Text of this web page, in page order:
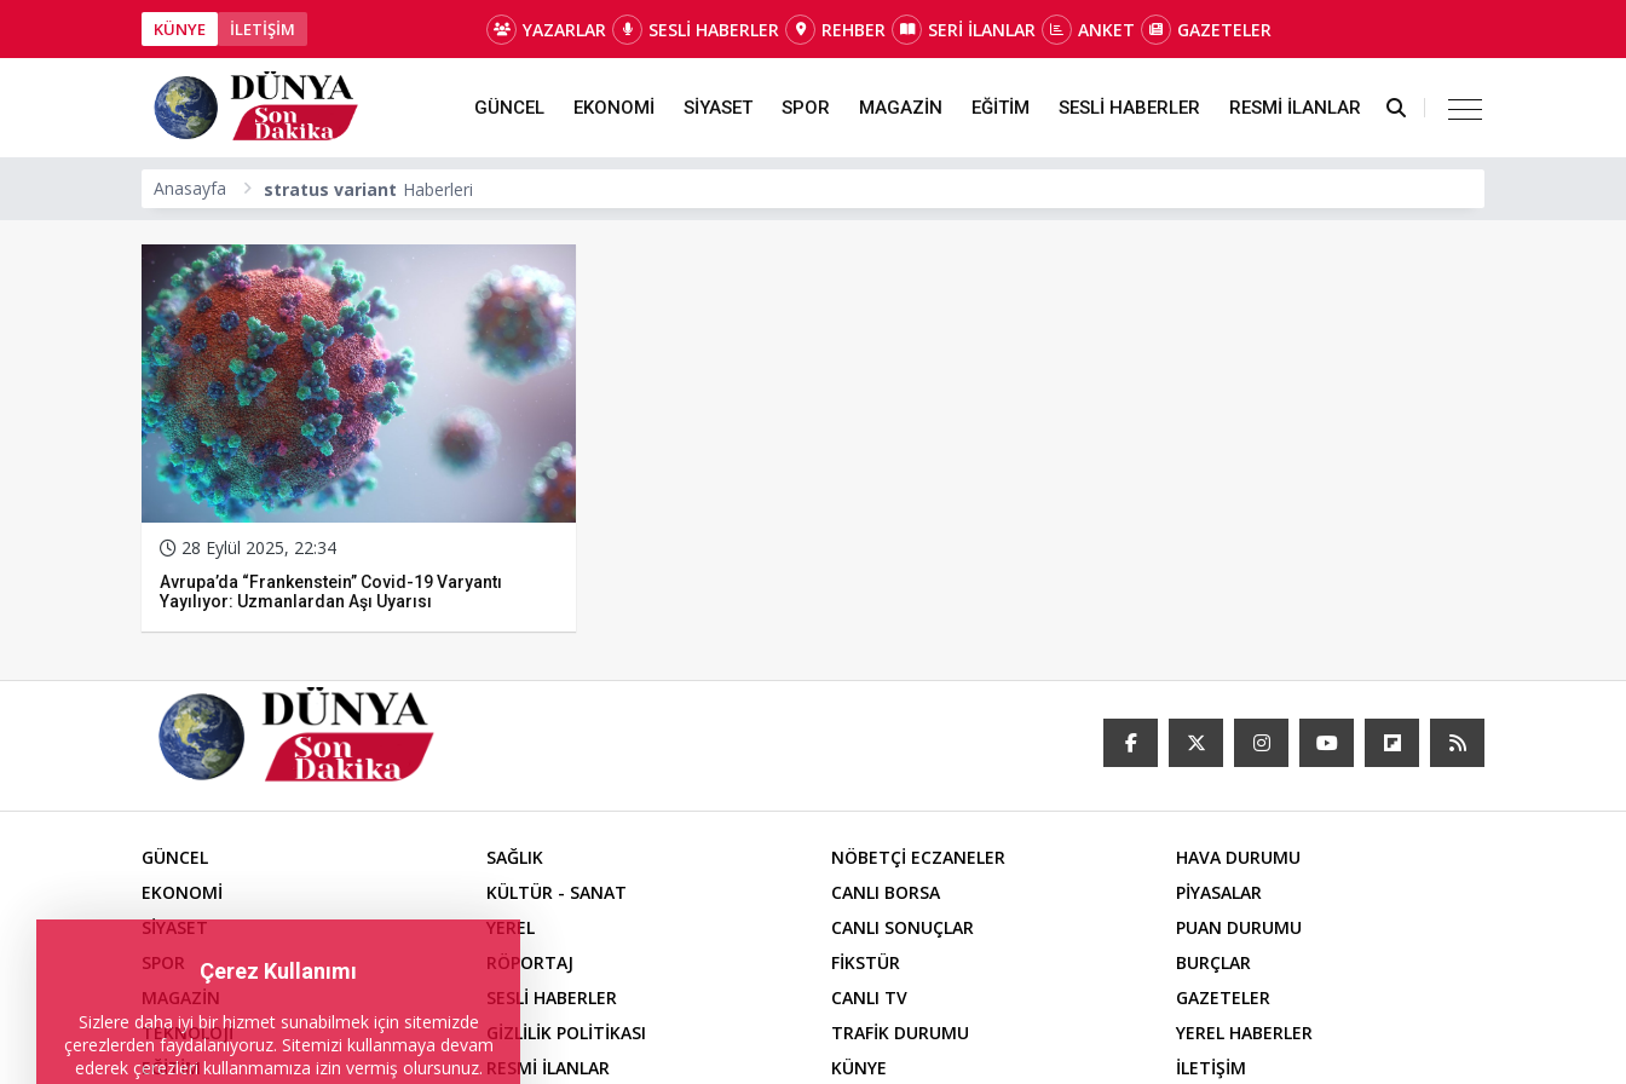
KÜNYE İLETİŞİM YAZARLAR SESLİ HABERLER REHBER SERİ İLANLAR ANKET GAZETELER
GÜNCEL EKONOMİ SİYASET SPOR MAGAZİN EĞİTİM SESLİ HABERLER RESMİ İLANLAR
Anasayfa stratus variant Haberleri
28 Eylül 2025, 22:34
Avrupa’da “Frankenstein” Covid-19 Varyantı
Yayılıyor: Uzmanlardan Aşı Uyarısı
GÜNCEL
EKONOMİ
SİYASET
SPOR
MAGAZİN
TEKNOLOJİ
EĞİTİM
SAĞLIK
KÜLTÜR - SANAT
YEREL
RÖPORTAJ
SESLİ HABERLER
GİZLİLİK POLİTİKASI
RESMİ İLANLAR
NÖBETÇİ ECZANELER
CANLI BORSA
CANLI SONUÇLAR
FİKSTÜR
CANLI TV
TRAFİK DURUMU
KÜNYE
HAVA DURUMU
PİYASALAR
PUAN DURUMU
BURÇLAR
GAZETELER
YEREL HABERLER
İLETİŞİM
Çerez Kullanımı
Sizlere daha iyi bir hizmet sunabilmek için sitemizde
çerezlerden faydalanıyoruz. Sitemizi kullanmaya devam
ederek çerezleri kullanmamıza izin vermiş olursunuz.